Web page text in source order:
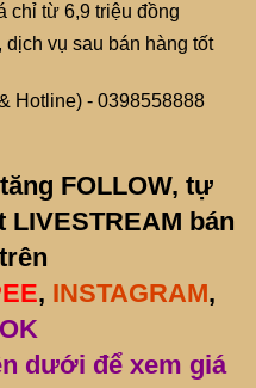
chỉ từ 6,9 triệu đồng
dịch vụ sau bán hàng tốt
Hotline) - 0398558888
FOLLOW, tự
LIVESTREAM bán
, INSTAGRAM,
dưới để xem giá